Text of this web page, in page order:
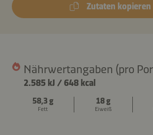
Zutaten kopieren
Nährwertangaben (pro
2.585 kJ /648 kcal
58,3 g
Fett
18 g
Eiweiß